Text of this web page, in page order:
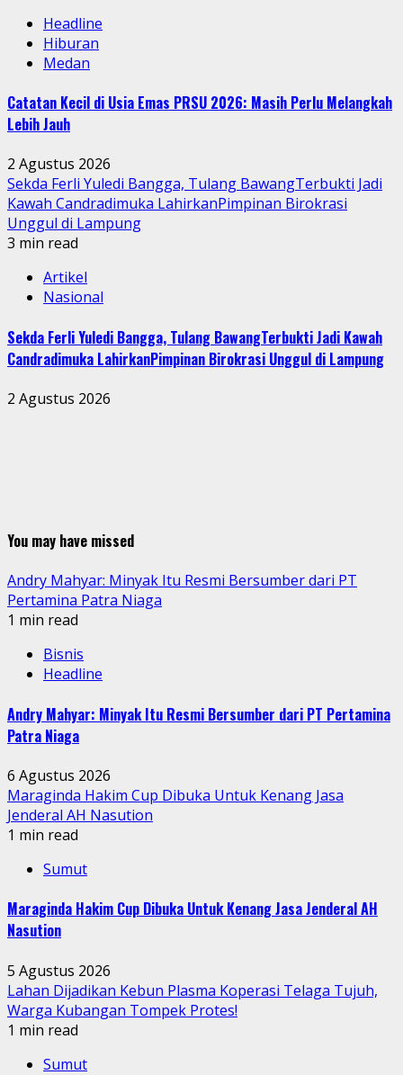
Headline
Hiburan
Medan
Catatan Kecil di Usia Emas PRSU 2026: Masih Perlu Melangkah
Lebih Jauh
2 Agustus 2026
Sekda Ferli Yuledi Bangga, Tulang BawangTerbukti Jadi
Kawah Candradimuka LahirkanPimpinan Birokrasi
Unggul di Lampung
3 min read
Artikel
Nasional
Sekda Ferli Yuledi Bangga, Tulang BawangTerbukti Jadi Kawah
Candradimuka LahirkanPimpinan Birokrasi Unggul di Lampung
2 Agustus 2026
You may have missed
Andry Mahyar: Minyak Itu Resmi Bersumber dari PT
Pertamina Patra Niaga
1 min read
Bisnis
Headline
Andry Mahyar: Minyak Itu Resmi Bersumber dari PT Pertamina
Patra Niaga
6 Agustus 2026
Maraginda Hakim Cup Dibuka Untuk Kenang Jasa
Jenderal AH Nasution
1 min read
Sumut
Maraginda Hakim Cup Dibuka Untuk Kenang Jasa Jenderal AH
Nasution
5 Agustus 2026
Lahan Dijadikan Kebun Plasma Koperasi Telaga Tujuh,
Warga Kubangan Tompek Protes!
1 min read
Sumut